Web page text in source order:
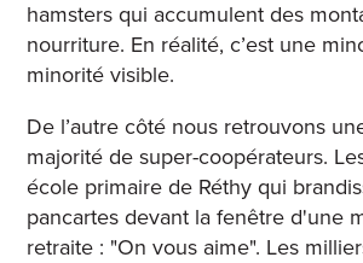
hamsters qui accumulent des
nourriture. En réalité, c’est une
minorité visible.
De l’autre côté nous retrouvons
majorité de super-coopérateurs.
école primaire de Réthy qui
pancartes devant la fenêtre d'une
retraite : "On vous aime". Les